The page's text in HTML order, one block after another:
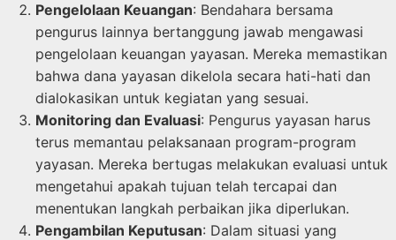
Pengelolaan Keuangan: Bendahara bersama
pengurus lainnya bertanggung jawab mengawasi
pengelolaan keuangan yayasan. Mereka memastikan
bahwa dana yayasan dikelola secara hati-hati dan
dialokasikan untuk kegiatan yang sesuai.
Monitoring dan Evaluasi: Pengurus yayasan harus
terus memantau pelaksanaan program-program
yayasan. Mereka bertugas melakukan evaluasi untuk
mengetahui apakah tujuan telah tercapai dan
menentukan langkah perbaikan jika diperlukan.
Pengambilan Keputusan: Dalam situasi yang